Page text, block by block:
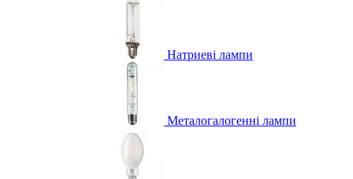
Натриеві лампи
Металогалогенні лампи